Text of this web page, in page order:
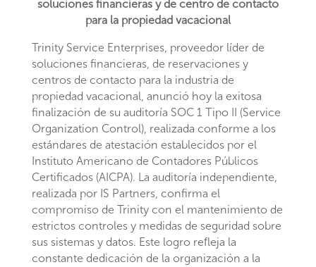
soluciones financieras y de centro de contacto
para la propiedad vacacional
Trinity Service Enterprises, proveedor líder de
soluciones financieras, de reservaciones y
centros de contacto para la industria de
propiedad vacacional, anunció hoy la exitosa
finalización de su auditoría SOC 1 Tipo II (Service
Organization Control), realizada conforme a los
estándares de atestación establecidos por el
Instituto Americano de Contadores Públicos
Certificados (AICPA). La auditoría independiente,
realizada por IS Partners, confirma el
compromiso de Trinity con el mantenimiento de
estrictos controles y medidas de seguridad sobre
sus sistemas y datos. Este logro refleja la
constante dedicación de la organización a la